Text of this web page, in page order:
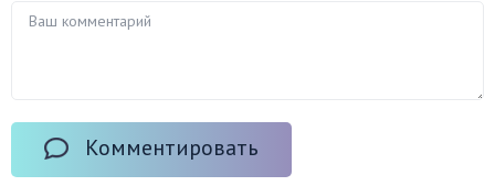
Комментировать